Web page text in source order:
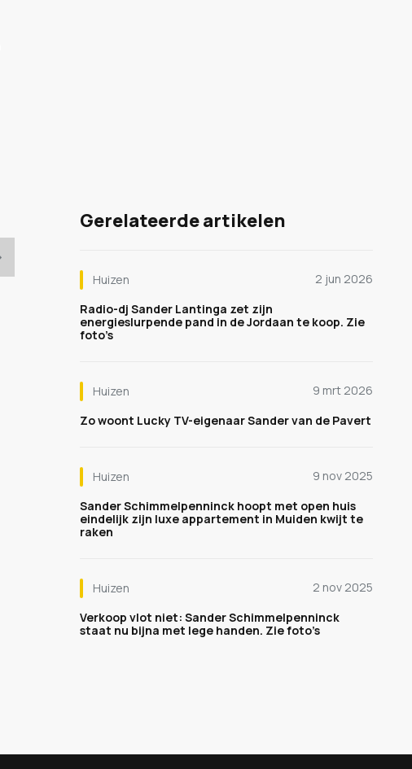
Gerelateerde artikelen
Huizen
2 jun 2026
Radio-dj Sander Lantinga zet zijn
energieslurpende pand in de Jordaan te koop. Zie
foto’s
Huizen
9 mrt 2026
Zo woont Lucky TV-eigenaar Sander van de Pavert
Huizen
9 nov 2025
Sander Schimmelpenninck hoopt met open huis
eindelijk zijn luxe appartement in Muiden kwijt te
raken
Huizen
2 nov 2025
Verkoop vlot niet: Sander Schimmelpenninck
staat nu bijna met lege handen. Zie foto’s